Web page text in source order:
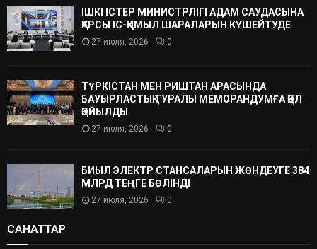
ІШКІ ІСТЕР МИНИСТРЛІГІ АДАМ САУДАСЫНА
ҚАРСЫ ІС-ҚИМЫЛ ШАРАЛАРЫН КҮШЕЙТУДЕ
27 июля, 2026 0
ТҮРКІСТАН МЕН РИШТАН АРАСЫНДА
БАУЫРЛАСТЫҚ ТУРАЛЫ МЕМОРАНДУМҒА ҚОЛ
ҚОЙЫЛДЫ
27 июля, 2026 0
БИЫЛ ЭЛЕКТР СТАНСАЛАРЫН ЖӨНДЕУГЕ 384
МЛРД ТЕҢГЕ БӨЛІНДІ
27 июля, 2026 0
САНАТТАР